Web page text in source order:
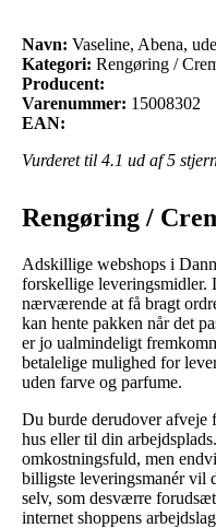
Navn: Vaseline, Abena,
Kategori: Rengøring /
Producent:
Varenummer: 15008302
EAN:
Vurderet til 4.1 ud af 5
Rengøring /
Adskillige webshops i
forskellige leveringsmidler.
nærværende at få bragt
kan hente pakken når det
er jo ualmindeligt
betalelige mulighed for
uden farve og parfume.
Du burde derudover
hus eller til din
omkostningsfuld, men
billigste leveringsmanér vil
selv, som desværre
internet shoppens